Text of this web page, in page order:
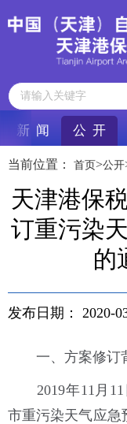
新 闻 公 开
当前位置： 首页>公开
天津港保
订重污染
的
发布日期： 2020-
一、方案修订
2019年11月11
市重污染天气应急